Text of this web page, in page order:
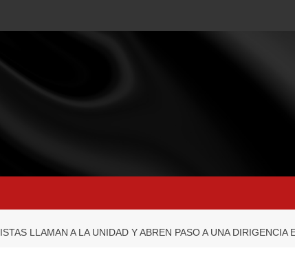
LLAMAN A LA UNIDAD Y ABREN PASO A UNA DIRIGENCIA